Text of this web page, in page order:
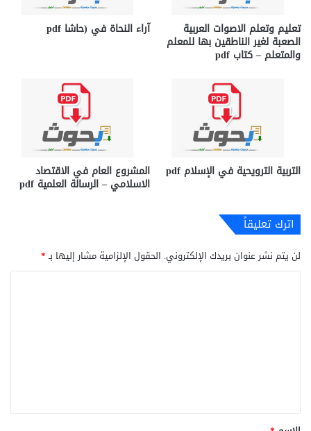
تعليم وتعلم الاصوات العربية
الصعبة لغير الناطقين بها للمعلم
والمتعلم – كتاب pdf
آراء النحاة في (حاشا pdf
التربية الترويحية في الإسلام pdf المشروع العام في الاقتصاد
الاسلامي – الرسالة العلمية pdf
اترك تعليقاً
لن يتم نشر عنوان بريدك الإلكتروني. الحقول الإلزامية مشار إليها بـ*
*